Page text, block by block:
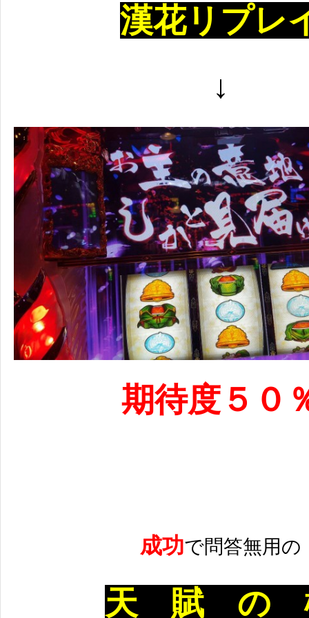
漢花リプレ
↓
期待度５０
成功で問答無用の
天 賦 の